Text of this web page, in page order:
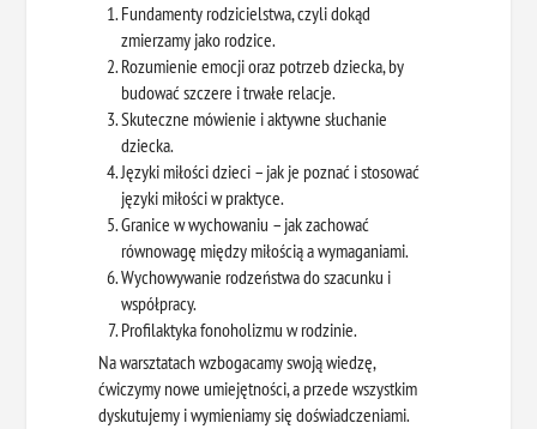
Fundamenty rodzicielstwa, czyli dokąd
zmierzamy jako rodzice.
Rozumienie emocji oraz potrzeb dziecka, by
budować szczere i trwałe relacje.
Skuteczne mówienie i aktywne słuchanie
dziecka.
Języki miłości dzieci – jak je poznać i stosować
języki miłości w praktyce.
Granice w wychowaniu – jak zachować
równowagę między miłością a wymaganiami.
Wychowywanie rodzeństwa do szacunku i
współpracy.
Profilaktyka fonoholizmu w rodzinie.
Na warsztatach wzbogacamy swoją wiedzę,
ćwiczymy nowe umiejętności, a przede wszystkim
dyskutujemy i wymieniamy się doświadczeniami.